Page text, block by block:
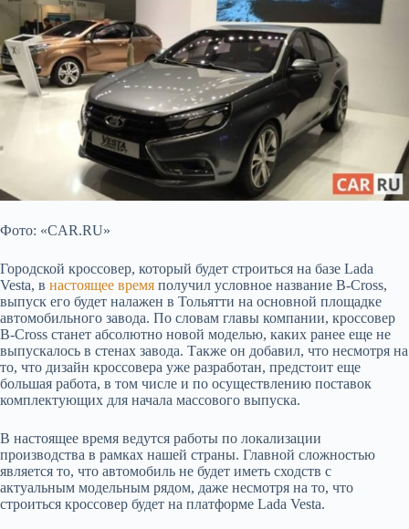
Фото: «CAR.RU»
Городской кроссовер, который будет строиться на базе Lada
Vesta, в настоящее время получил условное название B-Cross,
выпуск его будет налажен в Тольятти на основной площадке
автомобильного завода. По словам главы компании, кроссовер
B-Cross станет абсолютно новой моделью, каких ранее еще не
выпускалось в стенах завода. Также он добавил, что несмотря на
то, что дизайн кроссовера уже разработан, предстоит еще
большая работа, в том числе и по осуществлению поставок
комплектующих для начала массового выпуска.
В настоящее время ведутся работы по локализации
производства в рамках нашей страны. Главной сложностью
является то, что автомобиль не будет иметь сходств с
актуальным модельным рядом, даже несмотря на то, что
строиться кроссовер будет на платформе Lada Vesta.